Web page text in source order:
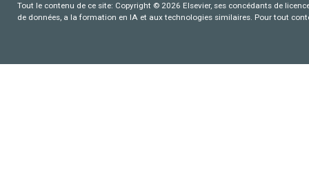
Tout le contenu de ce site: Copyright © 2026 Elsevier, ses concédants de
de données, a la formation en IA et aux technologies similaires. Pour tout